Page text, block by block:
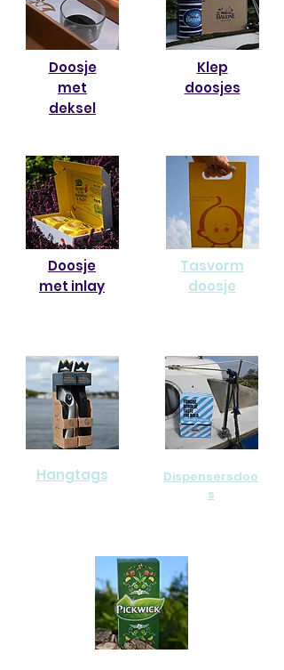
Doosje
met
deksel
Klep
doosjes
Doosje
met inlay
Tasvorm
doosje
Hangtags
Dispensersdoo
s